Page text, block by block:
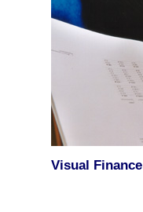
Visual Finance